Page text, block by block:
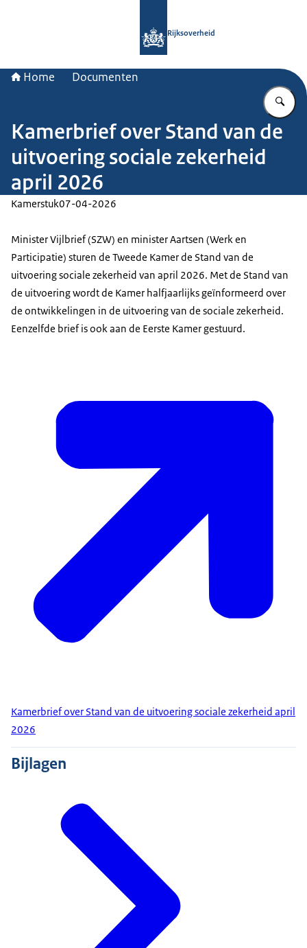
Rijksoverheid
Home Documenten
Kamerbrief over Stand van de
uitvoering sociale zekerheid
april 2026
Kamerstuk07-04-2026
Minister Vijlbrief (SZW) en minister Aartsen (Werk en
Participatie) sturen de Tweede Kamer de Stand van de
uitvoering sociale zekerheid van april 2026. Met de Stand van
de uitvoering wordt de Kamer halfjaarlijks geïnformeerd over
de ontwikkelingen in de uitvoering van de sociale zekerheid.
Eenzelfde brief is ook aan de Eerste Kamer gestuurd.
Kamerbrief over Stand van de uitvoering sociale zekerheid april
2026
Bijlagen